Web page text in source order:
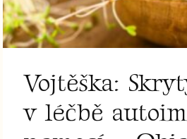
Vojtěška:
v léčbě